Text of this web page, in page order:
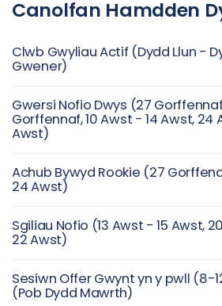
Canolfan Hamdden
Clwb Gwyliau Actif (Dydd Llun -
Gwener)
Gwersi Nofio Dwys (27
Gorffennaf, 10 Awst - 14 Awst, 24
Awst)
Achub Bywyd Rookie (27
24 Awst)
Sgiliau Nofio (13 Awst - 15 Awst,
22 Awst)
Sesiwn Offer Gwynt yn y pwll (8-
(Pob Dydd Mawrth)